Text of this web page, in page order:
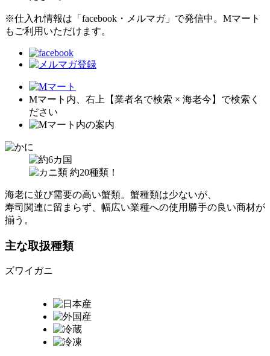
※仕入れ情報は「facebook・メルマガ」で発信中。Mマート
もご利用いただけます。
Mマート内、右上【業者名で検索 × 海老今】で検索く
ださい
海老に並び需要の高い蟹類。蟹種類は少ないが、
寿司関連に留まらず、幅広い業種への使用勝手の良い商材が
揃う。
主な取扱種類
ズワイガニ